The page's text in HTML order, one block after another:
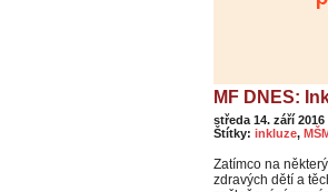
MF DNES:
středa 14. září 2016
Štítky: inkluze,
Zatímco na
zdravých dětí a